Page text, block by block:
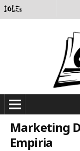
Marketing
Empiria